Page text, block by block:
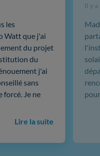
les
Watt que j'ai
du projet
du
j'ai
sans
forcé. Je ne
Lire la suite
Il y